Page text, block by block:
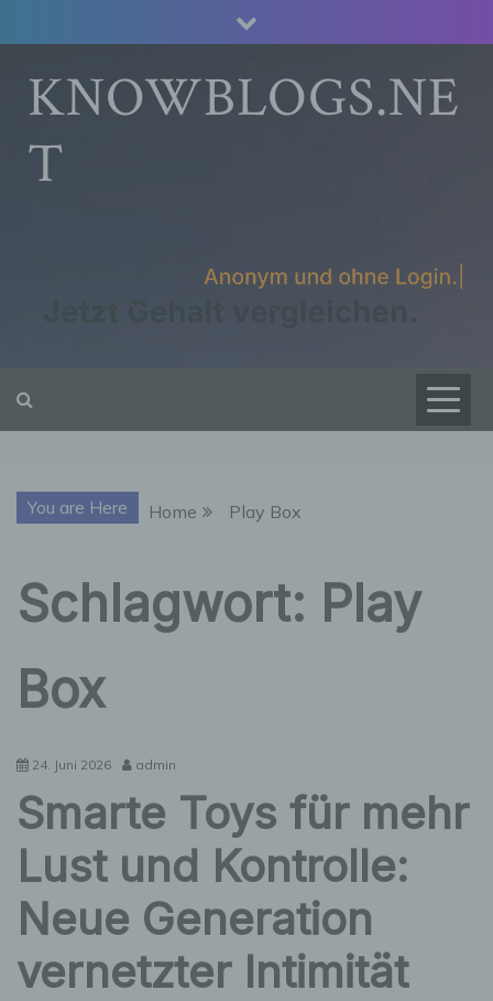
to
contentKNOWBLOGS.NE
T
You are Here Home Play Box
Schlagwort: Play
Box
24. Juni 2026 admin
Smarte Toys für mehr
Lust und Kontrolle:
Neue Generation
vernetzter Intimität